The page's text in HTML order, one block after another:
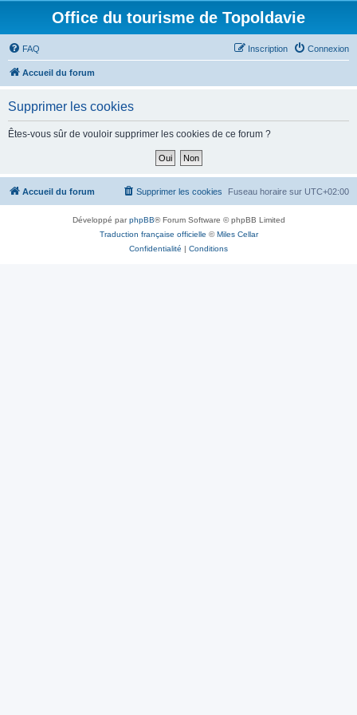
Office du tourisme de Topoldavie
FAQ Connexion
Inscription
Accueil du forum
Supprimer les cookies
Êtes-vous sûr de vouloir supprimer les cookies de ce forum ?
Accueil du forum Fuseau horaire sur UTC+02:00
Supprimer les cookies
Développé parphpBB® Forum Software © phpBB Limited
Traduction française officielle ©Miles Cellar
Confidentialité | Conditions